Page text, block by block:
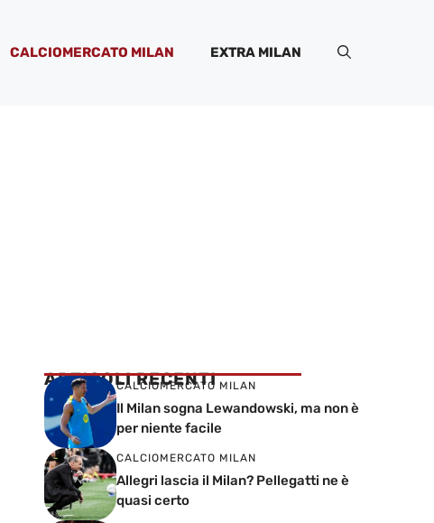
CALCIOMERCATO MILAN EXTRA MILAN
ARTICOLI RECENTI
CALCIOMERCATO MILAN
Il Milan sogna Lewandowski, ma non è
per niente facile
CALCIOMERCATO MILAN
Allegri lascia il Milan? Pellegatti ne è
quasi certo